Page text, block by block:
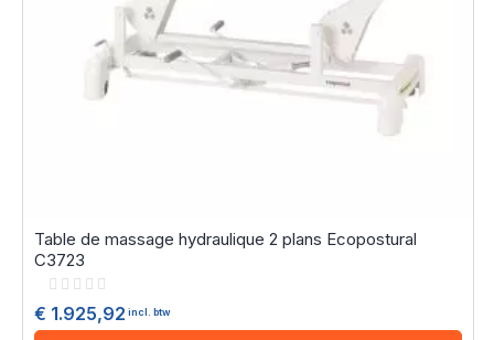
Table de massage hydraulique 2 plans Ecopostural
C3723
Rating:
€ 1.925,92 incl. btw